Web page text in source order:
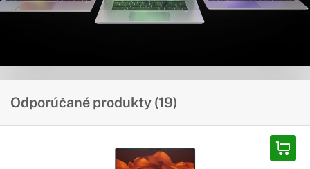
Odporúčané produkty (19)